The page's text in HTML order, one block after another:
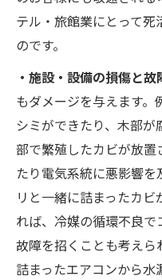
テル・旅館業にとって
のです。
・施設・設備の損傷と故
もダメージを与えます
シミができたり、木部
部で繁殖したカビが放
たり電気系統に悪影響
リと一緒に詰まったカ
れば、冷媒の循環不良
故障を招くことも考えら
詰まったエアコンから水